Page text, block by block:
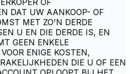
OF
DAT UW AANKOOP- OF
MET ZO'N DERDE
U EN DIE DERDE IS, EN
GEEN ENKELE
ENIGE KOSTEN,
DIE U OF EEN